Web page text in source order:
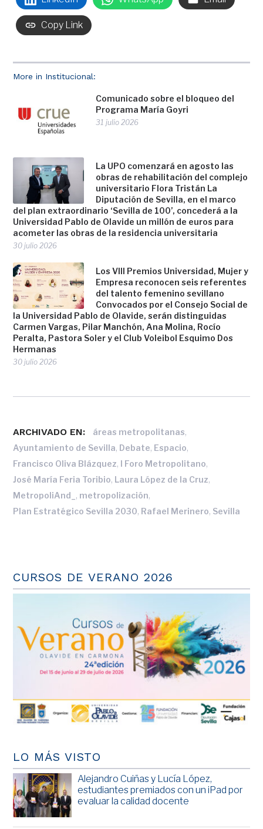
More in Institucional:
Comunicado sobre el bloqueo del
Programa María Goyri
31 julio 2026
La UPO comenzará en agosto las
obras de rehabilitación del complejo
universitario Flora Tristán La
Diputación de Sevilla, en el marco
del plan extraordinario ‘Sevilla de 100’, concederá a la
Universidad Pablo de Olavide un millón de euros para
acometer las obras de la residencia universitaria
30 julio 2026
Los VIII Premios Universidad, Mujer y
Empresa reconocen seis referentes
del talento femenino sevillano
Convocados por el Consejo Social de
la Universidad Pablo de Olavide, serán distinguidas
Carmen Vargas, Pilar Manchón, Ana Molina, Rocío
Peralta, Pastora Soler y el Club Voleibol Esquimo Dos
Hermanas
30 julio 2026
Copy Link
ARCHIVADO EN: áreas metropolitanas,
Ayuntamiento de Sevilla, Debate, Espacio,
Francisco Oliva Blázquez, I Foro Metropolitano,
José María Feria Toribio, Laura López de la Cruz,
MetropoliAnd_ , metropolización,
Plan Estratégico Sevilla 2030, Rafael Merinero, Sevilla
CURSOS DE VERANO 2026
LO MÁS VISTO
Alejandro Cuiñas y Lucía López,
estudiantes premiados con un iPad por
evaluar la calidad docente